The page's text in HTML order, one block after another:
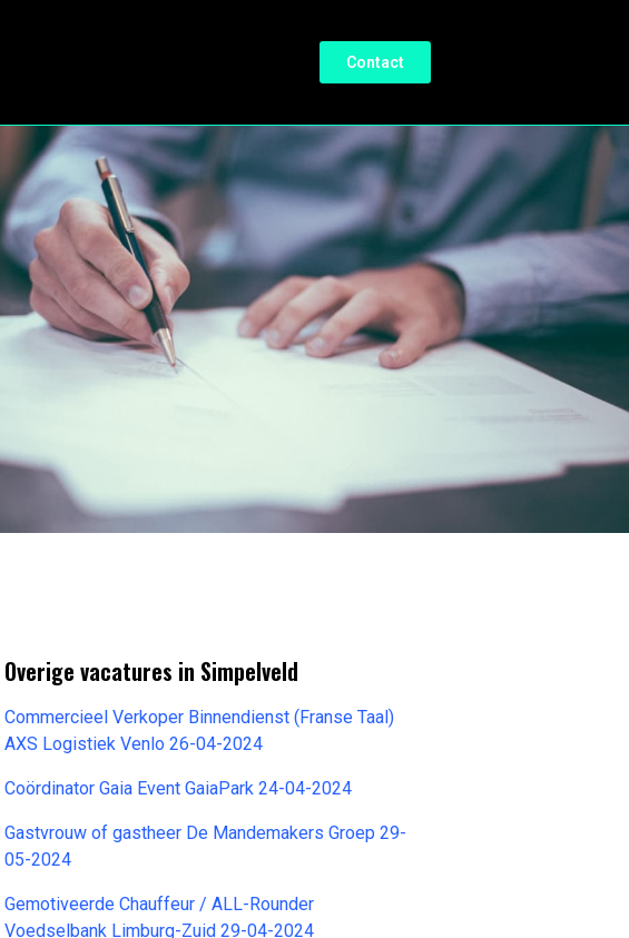
Contact
Overige vacatures in Simpelveld
Commercieel Verkoper Binnendienst (Franse Taal)
AXS Logistiek Venlo 26-04-2024
Coördinator Gaia Event GaiaPark 24-04-2024
Gastvrouw of gastheer De Mandemakers Groep 29-
05-2024
Gemotiveerde Chauffeur / ALL-Rounder
Voedselbank Limburg-Zuid 29-04-2024